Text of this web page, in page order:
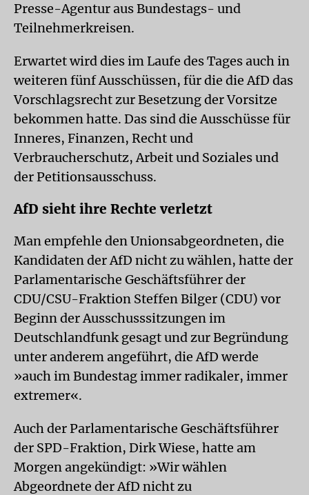
Presse-Agentur aus Bundestags- und
Teilnehmerkreisen.
Erwartet wird dies im Laufe des Tages auch in
weiteren fünf Ausschüssen, für die die AfD das
Vorschlagsrecht zur Besetzung der Vorsitze
bekommen hatte. Das sind die Ausschüsse für
Inneres, Finanzen, Recht und
Verbraucherschutz, Arbeit und Soziales und
der Petitionsausschuss.
AfD sieht ihre Rechte verletzt
Man empfehle den Unionsabgeordneten, die
Kandidaten der AfD nicht zu wählen, hatte der
Parlamentarische Geschäftsführer der
CDU/CSU-Fraktion Steffen Bilger (CDU) vor
Beginn der Ausschusssitzungen im
Deutschlandfunk gesagt und zur Begründung
unter anderem angeführt, die AfD werde
»auch im Bundestag immer radikaler, immer
extremer«.
Auch der Parlamentarische Geschäftsführer
der SPD-Fraktion, Dirk Wiese, hatte am
Morgen angekündigt: »Wir wählen
Abgeordnete der AfD nicht zu